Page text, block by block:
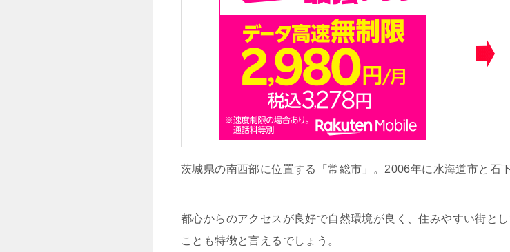
茨城県の南西部に位置する「常総市」。2006年に水海道市と石
都心からのアクセスが良好で自然環境が良く、住みやすい街と
ことも特徴と言えるでしょう。